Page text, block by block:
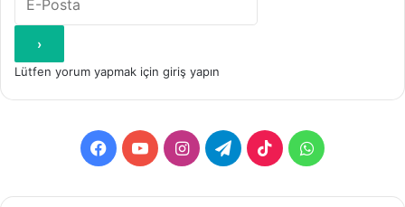
Lütfen yorum yapmak için giriş yapın
Facebook
YouTubeInstagramTelegramTikTokWhatsApp